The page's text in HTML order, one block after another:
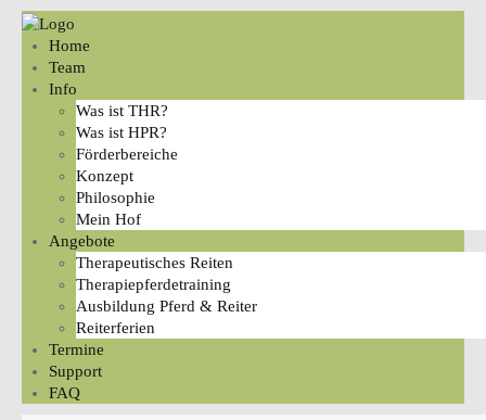
Home
Team
Info
Was ist THR?
Was ist HPR?
Förderbereiche
Konzept
Philosophie
Mein Hof
Angebote
Therapeutisches Reiten
Therapiepferdetraining
Ausbildung Pferd & Reiter
Reiterferien
Termine
Support
FAQ